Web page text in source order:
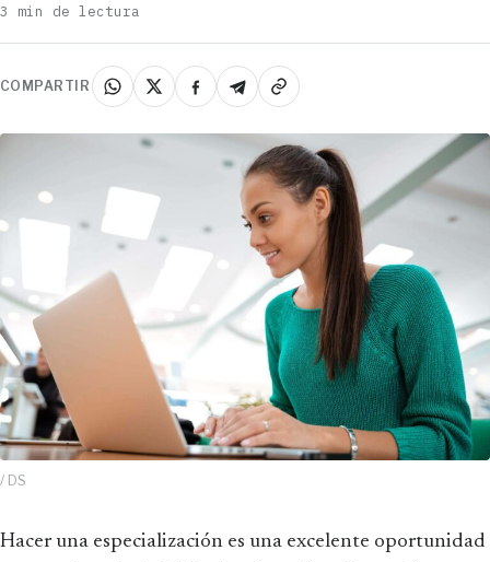
3 min de lectura
COMPARTIR
/ DS
Hacer una especialización es una excelente oportunidad